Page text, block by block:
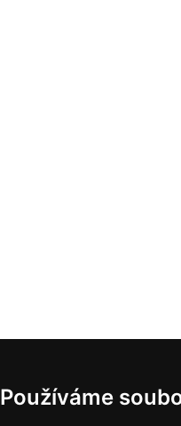
Používáme